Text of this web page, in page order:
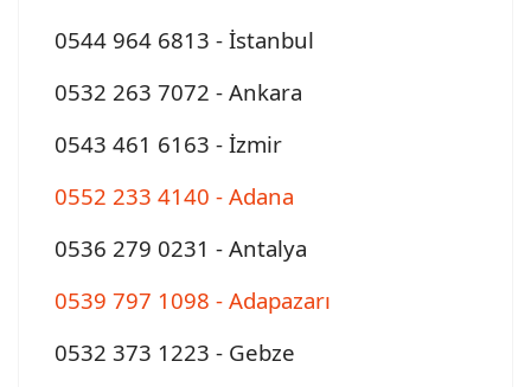
0544 964 6813 - İstanbul
0532 263 7072 - Ankara
0543 461 6163 - İzmir
0552 233 4140 - Adana
0536 279 0231 - Antalya
0539 797 1098 - Adapazarı
0532 373 1223 - Gebze